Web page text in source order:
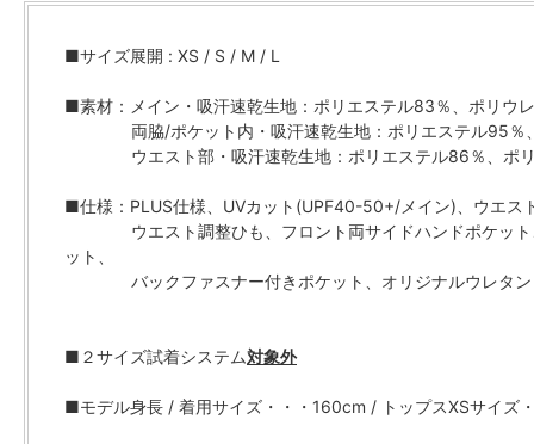
■サイズ展開 : XS / S / M / L
■素材：メイン・吸汗速乾生地：ポリエステル83％、ポリウ
両脇/ポケット内・吸汗速乾生地：ポリエステル95％
ウエスト部・吸汗速乾生地：ポリエステル86％、ポリ
■仕様：PLUS仕様、UVカット(UPF40-50+/メイン)、ウエス
ウエスト調整ひも、フロント両サイドハンドポケット
ット、
バックファスナー付きポケット、オリジナルウレタン
■２サイズ試着システム対象外
■モデル身長 / 着用サイズ・・・160cm / トップスXSサイズ